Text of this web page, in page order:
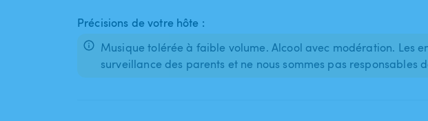
Précisions de votre hôte :
Musique tolérée à faible volume. Alcool avec modération. Les
surveillance des parents et ne nous sommes pas responsables